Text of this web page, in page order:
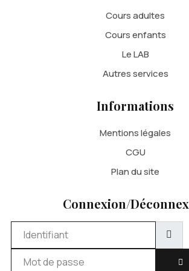
Cours adultes
Cours enfants
Le LAB
Autres services
Informations
Mentions légales
CGU
Plan du site
Connexion/